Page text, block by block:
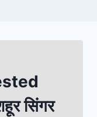
सिंगर